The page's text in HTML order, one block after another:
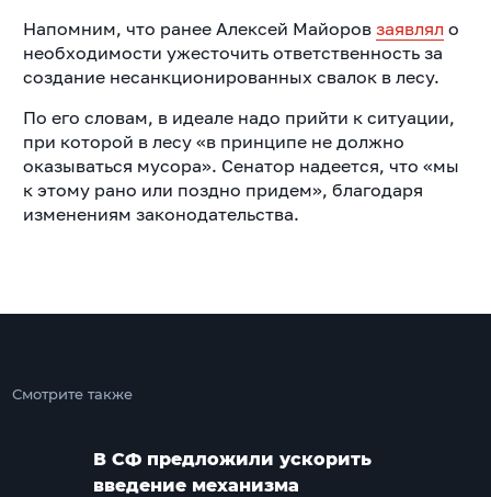
Напомним, что ранее Алексей Майоров заявлял о
необходимости ужесточить ответственность за
создание несанкционированных свалок в лесу.
По его словам, в идеале надо прийти к ситуации,
при которой в лесу «в принципе не должно
оказываться мусора». Сенатор надеется, что «мы
к этому рано или поздно придем», благодаря
изменениям законодательства.
Смотрите также
В СФ предложили ускорить
введение механизма